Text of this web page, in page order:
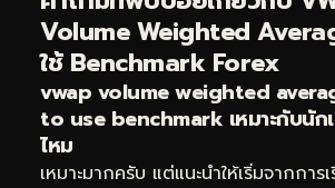
Volume Weighted
ใช้ Benchmark Forex
vwap volume weighted
to use benchmark เหมาะกับนัก
ไหม
เหมาะมากครับ แต่แนะนำให้เริ่มจากกา